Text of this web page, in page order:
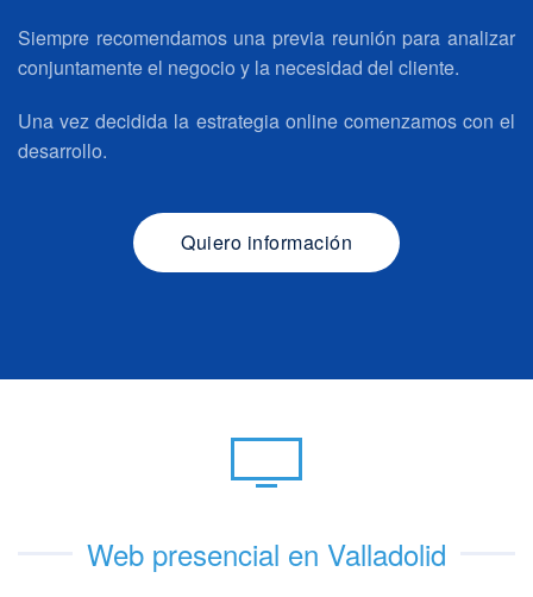
Siempre recomendamos una previa reunión para analizar
conjuntamente el negocio y la necesidad del cliente.
Una vez decidida la estrategia online comenzamos con el
desarrollo.
Quiero información
Web presencial en Valladolid